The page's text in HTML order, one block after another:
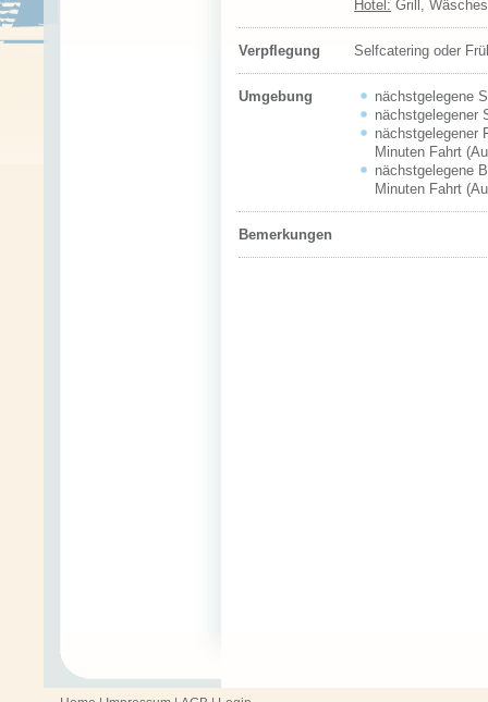
Hotel: Grill,
Verpflegung Selfcatering oder
Umgebung
nächstgelegene
nächstgelegener
nächstgelegener
Minuten Fahrt
nächstgelegene
Minuten Fahrt
Bemerkungen